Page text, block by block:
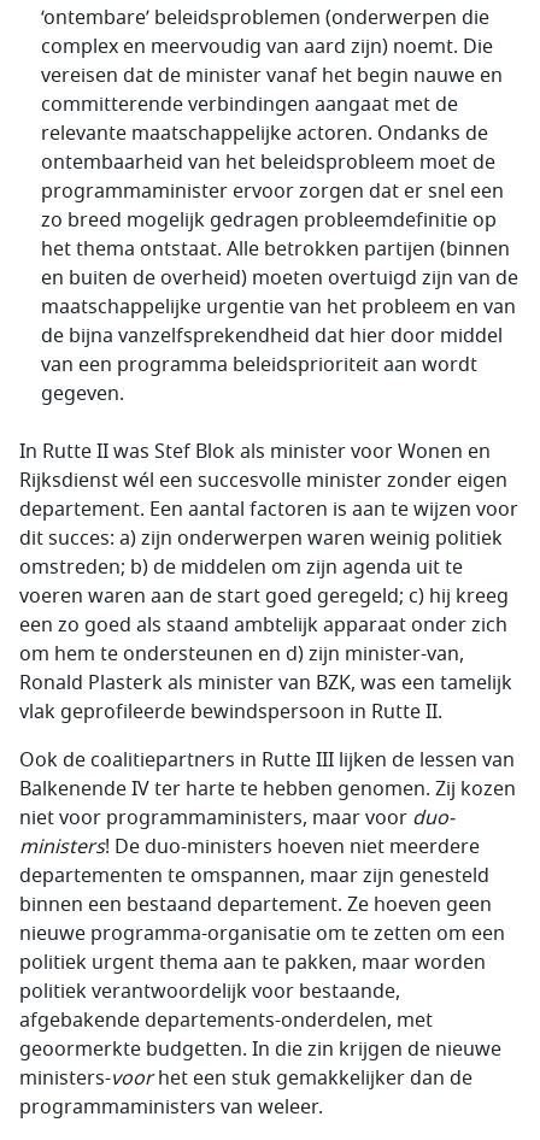
‘ontembare’ beleidsproblemen (onderwerpen die
complex en meervoudig van aard zijn) noemt. Die
vereisen dat de minister vanaf het begin nauwe en
committerende verbindingen aangaat met de
relevante maatschappelijke actoren. Ondanks de
ontembaarheid van het beleidsprobleem moet de
programmaminister ervoor zorgen dat er snel een
zo breed mogelijk gedragen probleemdefinitie op
het thema ontstaat. Alle betrokken partijen (binnen
en buiten de overheid) moeten overtuigd zijn van de
maatschappelijke urgentie van het probleem en van
de bijna vanzelfsprekendheid dat hier door middel
van een programma beleidsprioriteit aan wordt
gegeven.
In Rutte II was Stef Blok als minister voor Wonen en
Rijksdienst wél een succesvolle minister zonder eigen
departement. Een aantal factoren is aan te wijzen voor
dit succes: a) zijn onderwerpen waren weinig politiek
omstreden; b) de middelen om zijn agenda uit te
voeren waren aan de start goed geregeld; c) hij kreeg
een zo goed als staand ambtelijk apparaat onder zich
om hem te ondersteunen en d) zijn minister-van,
Ronald Plasterk als minister van BZK, was een tamelijk
vlak geprofileerde bewindspersoon in Rutte II.
Ook de coalitiepartners in Rutte III lijken de lessen van
Balkenende IV ter harte te hebben genomen. Zij kozen
niet voor programmaministers, maar voor duo-
ministers! De duo-ministers hoeven niet meerdere
departementen te omspannen, maar zijn genesteld
binnen een bestaand departement. Ze hoeven geen
nieuwe programma-organisatie om te zetten om een
politiek urgent thema aan te pakken, maar worden
politiek verantwoordelijk voor bestaande,
afgebakende departements-onderdelen, met
geoormerkte budgetten. In die zin krijgen de nieuwe
ministers-voorhet een stuk gemakkelijker dan de
programmaministers van weleer.